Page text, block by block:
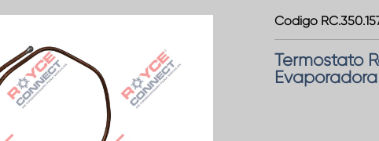
Código
Termostato